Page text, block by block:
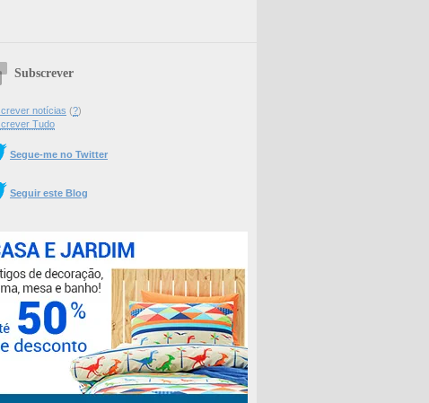
Subscrever
notícias (?)
Tudo
Segue-me no Twitter
Seguir este Blog